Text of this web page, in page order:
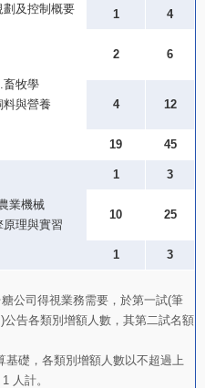
劃及控制概要
1 4
畜牧學
料與營養
2 6
4 12
19 45
業機械
原理與實習
1 3
10 25
1
3
公司得視業務需要，於第一試(筆
告各類別增額人數，其第二試名額
基礎，各類別增額人數以不超過上
人計。